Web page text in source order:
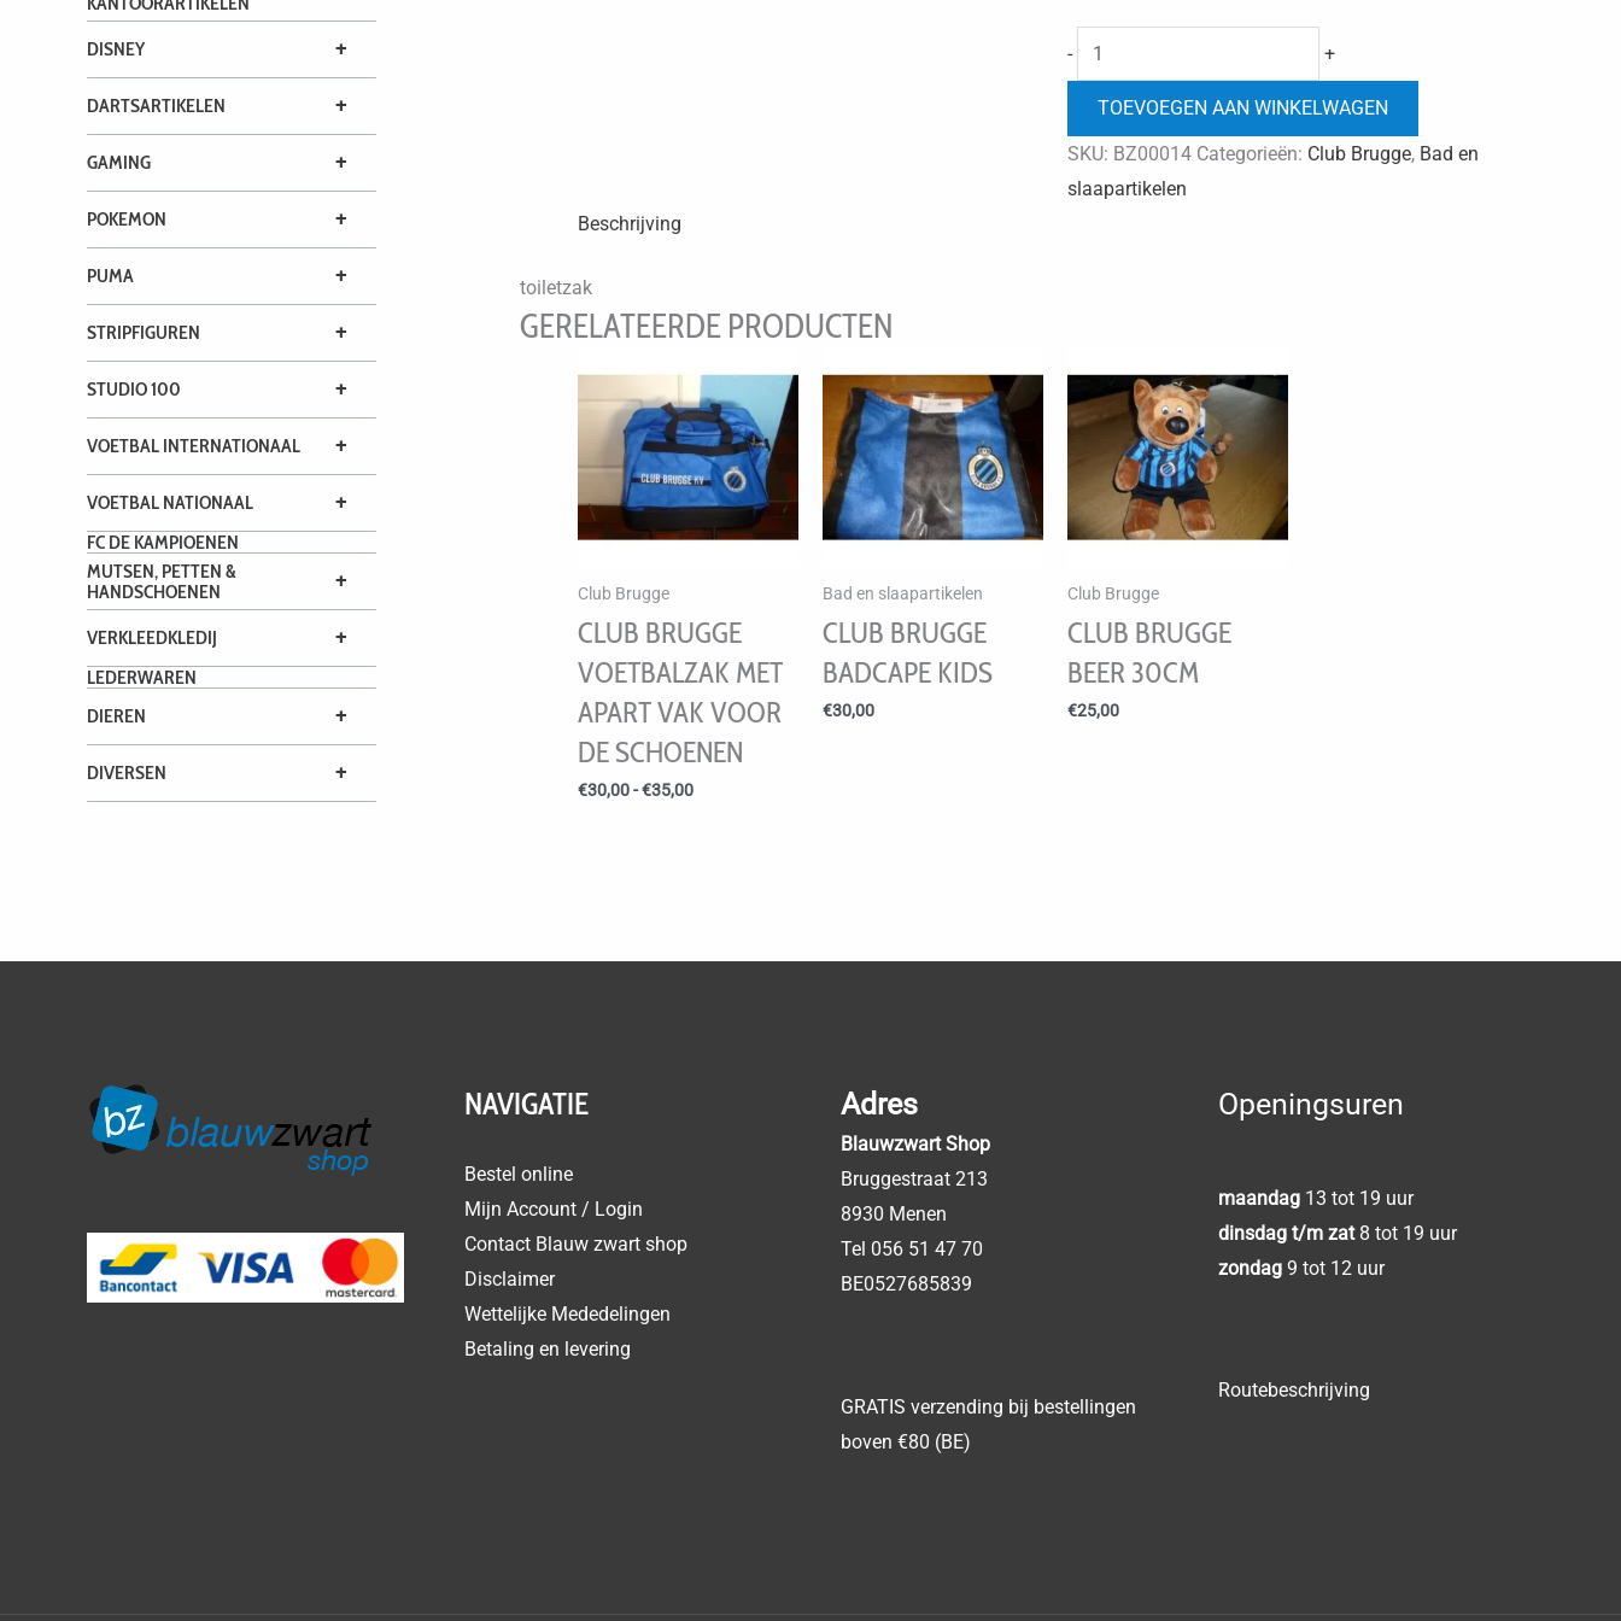
DISNEY +
DARTSARTIKELEN +
GAMING +
POKEMON +
PUMA +
STRIPFIGUREN +
STUDIO 100 +
VOETBAL INTERNATIONAAL +
VOETBAL NATIONAAL
+
FC DE KAMPIOENEN
MUTSEN, PETTEN &
HANDSCHOENEN
+
VERKLEEDKLEDIJ
+
LEDERWAREN
DIEREN
+
DIVERSEN +
-
Club
Brugge
toiletzak
streep
aantal
+
TOEVOEGEN AAN WINKELWAGEN
SKU: BZ00014 Categorieën: Club Brugge, Bad en
slaapartikelen
Beschrijving
toiletzak
GERELATEERDE PRODUCTEN
Club Brugge
CLUB BRUGGE
VOETBALZAK MET
APART VAK VOOR
DE SCHOENEN
€30,00-€35,00Prijsklasse:
Bad en slaapartikelen
CLUB BRUGGE
BADCAPE KIDS
€30,00
Club Brugge
CLUB BRUGGE
BEER 30CM
€25,00
NAVIGATIE
Bestel online
Mijn Account / Login
Contact Blauw zwart shop
Disclaimer
Wettelijke Mededelingen
Betaling en levering
Adres
Blauwzwart Shop
Bruggestraat 213
8930 Menen
Tel 056 51 47 70
BE0527685839
GRATIS verzending bij bestellingen
boven €80 (BE)
Openingsuren
maandag 13 tot 19 uur
dinsdag t/m zat 8 tot 19 uur
zondag 9 tot 12 uur
Routebeschrijving